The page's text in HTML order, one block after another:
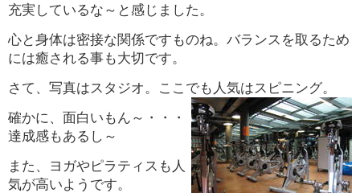
充実しているな～と感じました。
心と身体は密接な関係ですものね。バランスを取るため
には癒される事も大切です。
さて、写真はスタジオ。ここでも人気はスピニング。
確かに、面白いもん～・・・
達成感もあるし～
また、ヨガやピラティスも人
気が高いようです。